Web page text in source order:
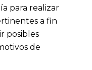
para realizar
a fin
posibles
de